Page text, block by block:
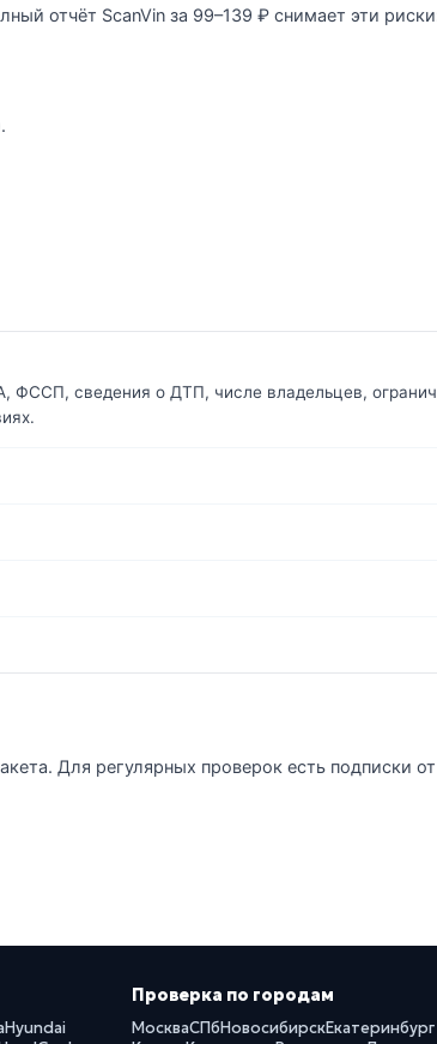
отчёт ScanVin за 99–139 ₽ снимает эти
сведения о ДТП, числе владельцев,
Для регулярных проверок есть подписки
Hyundai
Проверка по городам
МоскваСПбНовосибирскЕкатеринбург